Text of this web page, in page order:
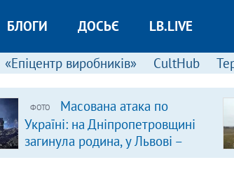
БЛОГИ ДОСЬЄ LB.LIVE
«Епіцентр виробників» CultHub
ФОТО
Масована атака по
Україні: на Дніпропетровщині
загинула родина, у Львові –
удар по багатоповерхівках